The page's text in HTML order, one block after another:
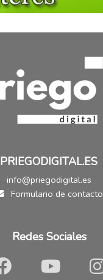
PRIEGODIGITAL.ES
info@priegodigital.es
Formulario de contacto
Redes Sociales